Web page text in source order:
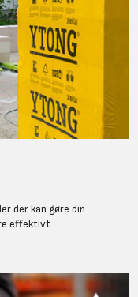
der kan gøre din
effektivt.